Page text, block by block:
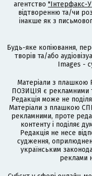
агентство "Інтерфакс-
відтворенню та/чи
інакше як з
Будь-яке копіювання,
творів та/або
Images -
Матеріали з плашкою
ПОЗИЦІЯ є рекламними
Редакція може не
Матеріали з плашкою
рекламними, проте
контенту і поділяє
Редакція не несе
судження,
українським
реклами